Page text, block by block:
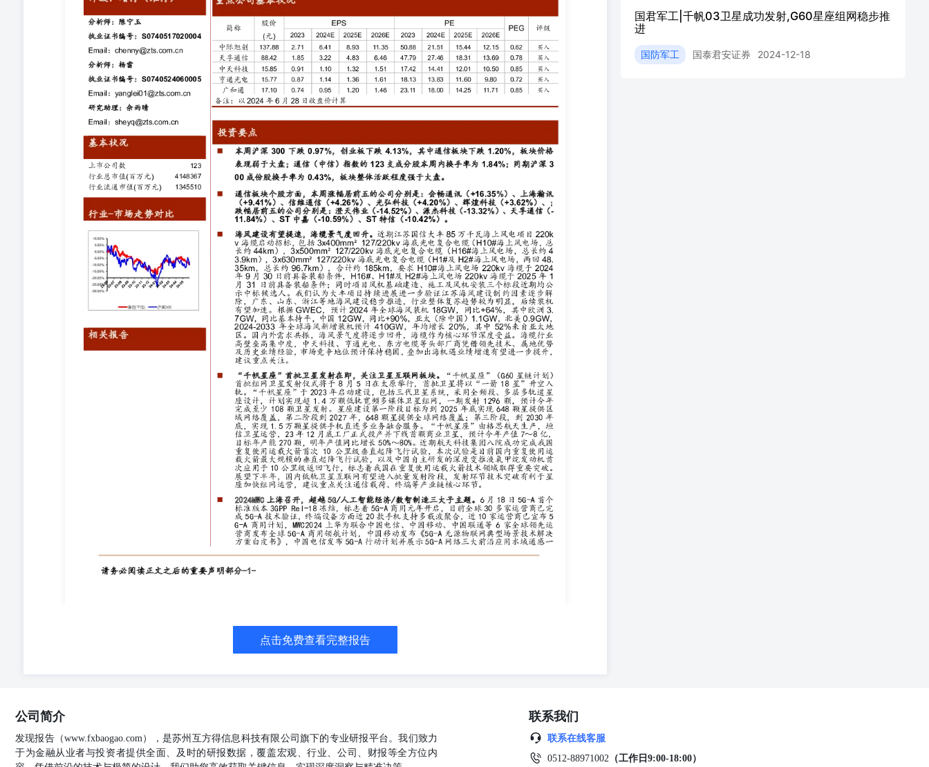
电场，总长约4 3.9km），3x630mm²127/220kv海底光电复合电缆（H1#及H2#海上风电场，两回48. 10.00% 5.00% 0.00% -5.00%
-10.00% 35km，总长约96.7km），合计约185km，要求H10#海上风电场220kv海缆于2024年9月30日前具备装船条件，H16#、
H1#及H2#海上风电场220kv海缆于2025年1月31日前具备装船条件；同时项目风机基础建造、施工及风机安装三个标段近期均公
示中标候选人。我们认为大丰项目持续进展进一步验证江苏海风建设制约因素逐步解除，广东、山东、浙江等地海风建设稳步推
进，行业整体复苏趋势较为明显，后续装机有望加速。根据GWEC，预计2024年全球海风装机18GW，同比+64%，其中欧洲3.
-15.00% -20.00% -25.00% -30.00% 通信(中信) 沪深300 7GW，同比基本持平，中国12GW，同比+90%，亚太（除中国）
1.1GW，北美0.9GW，2024-2033年全球海风新增装机预计410GW，年均增长20%，其中52%来自亚太地区。国内外需求共振，
海风景气度将逐步回升，海缆作为核心环节深度受益。海缆行业高壁垒高集中度，中天科技、亨通光电、东方电缆等头部厂商凭
借领先技术、属地优势及历史业绩经验，市场竞争地位预计保持稳固，叠加出海机遇业绩增速有望进一步提升，建议重点关注。
公司持有该股票比例 相关报告 “千帆星座”首批卫星发射在即，关注卫星互联网板块。“千帆星座”（G60星链计划）首批组网卫星
发射仪式将于8月5日在太原举行，首批卫星将以“一箭18星”升空入轨。“千帆星座”于2023年启动建设，包括三代卫星系统，采用
全频段、多层多轨道星座设计，计划实现超1.4万颗低轨宽频多媒体卫星组网，一期发射1296颗，预计今年完成至少108颗卫星发
射。星座建设第一阶段目标为到2025年底实现648颗星提供区域网络覆盖，第二阶段到2027年，648颗星提供全球网络覆盖；第三
阶段，到2030年底，实现1.5万颗星提供手机直连多业务融合服务。“千帆星座”由格思航天生产，垣信卫星运营，23年12月底工
厂正式投产并下线首颗商业卫星，预计今年产值7～8亿，目标年产能270颗，明年产值同比增长50%～80%。近期航天科技集团
八院成功完成我国重复使用运载火箭首次10公里级垂直起降飞行试验，本次试验是目前国内重复使用运载火箭最大规模的垂直起
降飞行试验，以及中国自主研发的深度变推液氧甲烷发动机首次应用于10公里级返回飞行，标志着我国在重复使用运载火箭技术
领域取得重要突破。 展望下半年，国内低轨卫星互联网有望进入批量发射阶段，发射环节技术突破有利于星座加快组网运营，
建议重点关注通信载荷、终端等产业链核心环节。 2024MWC上海召开，超越5G/人工智能经济/数智制造三大子主题。6月18日
5G-A首个标准版本3GPP Rel-18冻结，标志着5G-A商用元年开启，目前全球30多家运营商已完成5G-A技术验证，终端设备方面
近20款手机支持多载波聚合，近10家运营商已宣布5 G-A商用计划，MWC2024上华为联合中国电信、中国移动、中国联通等6家
全球领先运营商发布全球5G-A商用领航计划，中国移动发布《5G-A无源物联网典型场景技术解决方案白皮书》，中国电信发布
5G-A行动计划并展示5G-A网络三大前沿应用水域通感一 请务必阅读正文之后的重要声明部分-1- 体、5G RedCap自研终端及应
用、5G VoWiFi，中兴通讯展出业界首个5G-A基站和相关解决方案，以及轻量化AR直播等多个5G-A下游应用。AI方面，华为、
中兴等终端厂商展示端侧AI创新技术，运营商发布多项AI成果，中国移动展示多款垂直大模型，推出医疗、教育、娱乐等方向
AI智能体，同时构建覆盖智能算力、MaaS平台、行业大模型、产品应用的AI+DICT服务体系，中国电信、中国联通基于通用大
模型底座分别构建“1+N+M”星辰大模型、“1+1+M”元景大模型体系。此外，多家展商展示低空经济、卫星通信等最新成果。 投
资建议：关注光缆与海缆：亨通光电、东方电缆、中天科技等；卫星互联网：上海瀚讯、铖昌科技、震有科技、信科移动、盛路
通信、海格通信、中国卫通、华测导航等； 光器件和光芯片：中际旭创、天孚通信、源杰科技、新易盛、华工科技、光迅科
技、腾景科技等；电信运营商：中国移动、中国电信、中国联通；ICT设备商：中兴通讯、紫光股份（新华三）、锐捷网络、菲
菱科思、星网锐捷、盛科通信等；物联网：广和通、美格智能、移远通信等；数据中心：润泽科技、宝信软件、光环新网、数据
港、科华数据、英维克等；连接器&控制器：维峰电子、徕木股份、瑞可达、鼎通科技、科博达、拓邦股份、和而泰等；专用通
信：三旺通信、七一二等。 风险提示事件：下游需求不及预期风险、技术迭代不及预期风险、市场竞争加剧风险、海外贸易争
端、市场系统性风险等。 板块综述 本周沪深300下跌0.97%，中小板下跌1.53%，创业板下跌4.13%，TMT中通信板块下跌
1.20%，计算机下跌3.40%，电子下跌2.70%，传媒下跌0.83%。 图表1：全球海风每年新增装机容量预测（MW） 图表2：通信板
块涨跌幅前五（2024.06.24-2024.06.28） 图表3：中泰通信重点跟踪公司最新估值（截止2024.06.28） 本周重点公告与新闻 公司
公告 ▪ 6月24日 【信科移动】人事变动：公司董事会、监事会换届。孙晓南先生任董事长，非独立董事分别为孙晓南先生、范志
文先生、华晓东先生、罗锋先生、李强先生、邓明喜先生、于莫先生。李汉兵先生任监事会主席；监事会成员分别为非职工代表
监事李汉兵先生、吕荣荣女士、武力先生； 职工代表监事杨耀庭先生、张祖禹先生。任期三年。 【广和通】人事变动：公司董
事会同意聘任应凌鹏先生为总经理，许宁先生、王红艳女士、陈仕江先生为副总经理，王红艳女士为公司财务总监，陈仕江先生
司全资子公司“优咔科技”拟在江苏省常州市高新区投资建设自动驾驶云服务建设项目，计划总投资金额约1.01亿元。 ▪ 6月25日
持公司股份不超过7.77万股，占公司总股本比例0.0366%。 ▪ 6月26日 【新亚电子】股权激励：公司披露2024年限制性股票激励
计划(草案)，拟授予激励对象的限制性股票数量为700.8万股，约占激励计划草案公告日公司股本总额的2.21%。其中，首次授予
74人限制性股票价格为6.56元/股共600.8万股。 【信科移动】其他：信科移动(688387)6月26日晚间公告，公司副总经理王新民作
为项目主要完成人参与的“第五代移动通信系统(5G)关键技术与工程应用”项目获得2023年度国家科学技术进步奖一等奖。 【光
点击免费查看完整报告
国君军工|千帆03卫星成功发射,G60星座组网稳步推
进
国防军工 国泰君安证券 2024-12-18
公司简介
发现报告（www.fxbaogao.com），是苏州互方得信息科技有限公司旗下的专业研报平台。我们致力
于为金融从业者与投资者提供全面、及时的研报数据，覆盖宏观、行业、公司、财报等全方位内
联系我们
联系在线客服
0512-88971002 （工作日9:00-18:00）